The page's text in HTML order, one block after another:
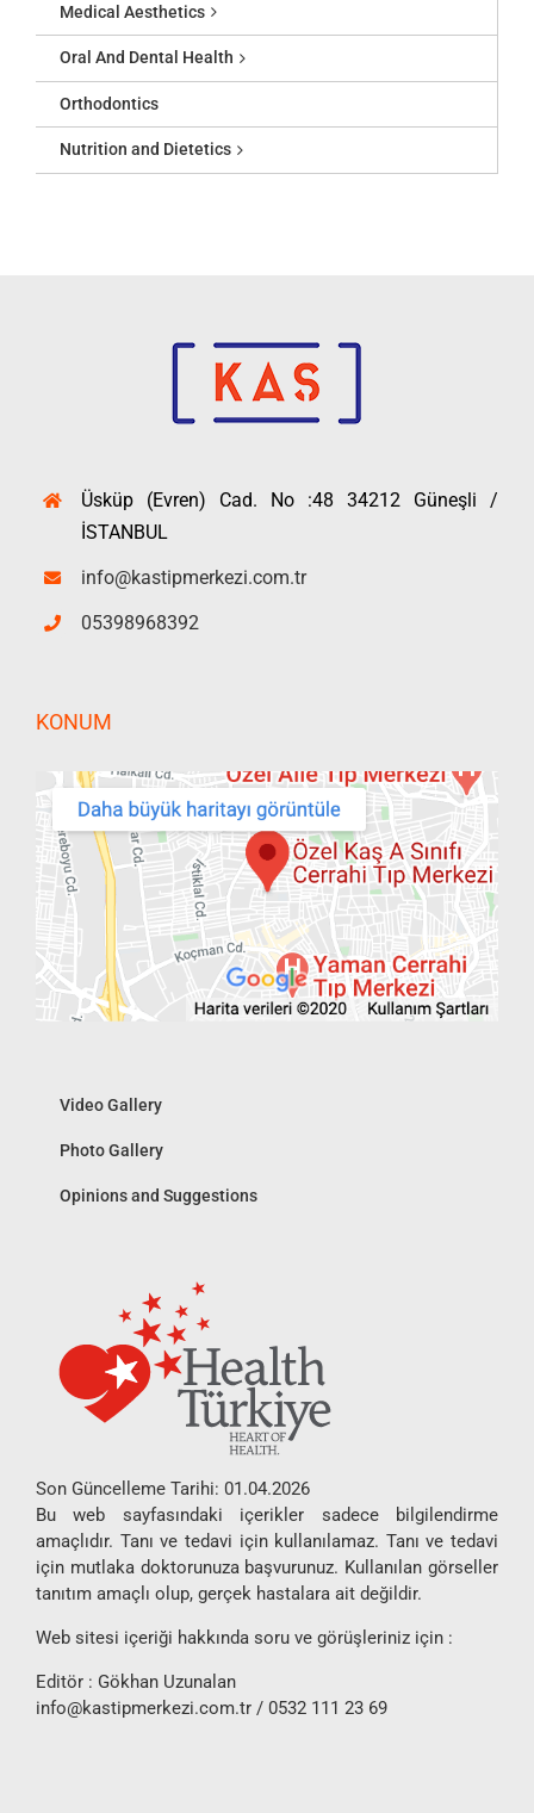
Medical Aesthetics
Oral And Dental Health
Orthodontics
Nutrition and Dietetics
Üsküp (Evren) Cad. No :48 34212 Güneşli /
İSTANBUL
info@kastipmerkezi.com.tr
05398968392
KONUM
Video Gallery
Photo Gallery
Opinions and Suggestions
Son Güncelleme Tarihi: 01.04.2026
Bu web sayfasındaki içerikler sadece bilgilendirme
amaçlıdır. Tanı ve tedavi için kullanılamaz. Tanı ve tedavi
için mutlaka doktorunuza başvurunuz. Kullanılan görseller
tanıtım amaçlı olup, gerçek hastalara ait değildir.
Web sitesi içeriği hakkında soru ve görüşleriniz için :
Editör : Gökhan Uzunalan
info@kastipmerkezi.com.tr / 0532 111 23 69